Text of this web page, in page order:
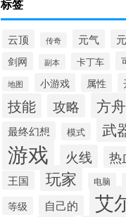
标签
云顶 传奇 元气
剑网 副本 卡丁车
地图 小游戏 属性
技能 攻略 方舟
最终幻想 模式 武
游戏 火线 热
王国 玩家 电脑
等级 自己的 艾